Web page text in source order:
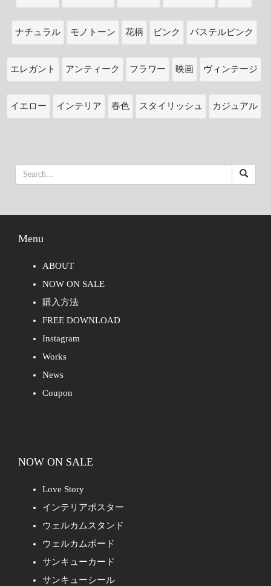
ナチュラル モノトーン 花柄 ピンク パステルピンク
エレガント アンティーク フラワー 映画 ヴィンテージ
イエロー インテリア 春色 スタイリッシュ カジュアル
Menu
ABOUT
NOW ON SALE
購入方法
FREE DOWNLOAD
Instagram
Works
News
Coupon
NOW ON SALE
Love Story
インテリアポスター
ウェルカムスタンド
ウェルカムボード
サンキューカード
サンキューシール